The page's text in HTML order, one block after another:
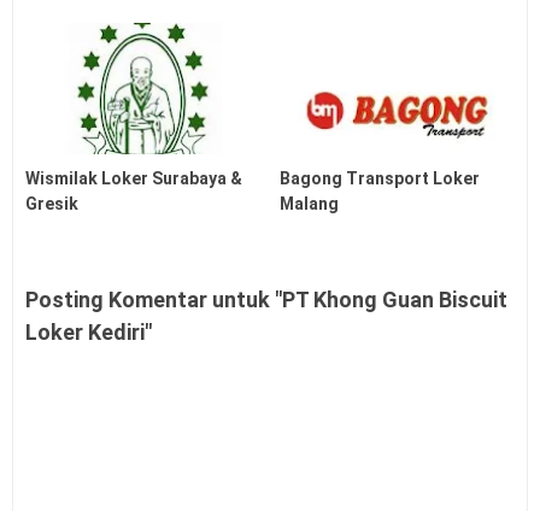
Wismilak Loker Surabaya &
Gresik
Bagong Transport Loker
Malang
Posting Komentar untuk "PT Khong Guan Biscuit
Loker Kediri"